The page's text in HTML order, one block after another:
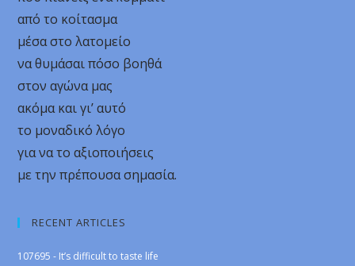
από το κοίτασμα
μέσα στο λατομείο
να θυμάσαι πόσο βοηθά
στον αγώνα μας
ακόμα και γι’ αυτό
το μοναδικό λόγο
για να το αξιοποιήσεις
με την πρέπουσα σημασία.
RECENT ARTICLES
107695 - It’s difficult to taste life